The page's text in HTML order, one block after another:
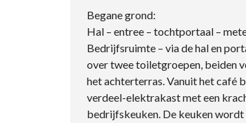
Begane grond:
Hal – entree – tochtportaal –
Bedrijfsruimte – via de hal en
over twee toiletgroepen, beiden
het achterterras. Vanuit het café
verdeel-elektrakast met een
bedrijfskeuken. De keuken